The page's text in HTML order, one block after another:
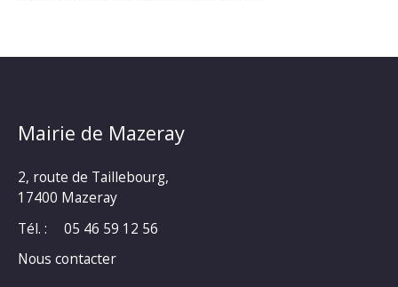
Mairie de Mazeray
2, route de Taillebourg,
17400 Mazeray
Tél. :
05 46 59 12 56
Nous contacter